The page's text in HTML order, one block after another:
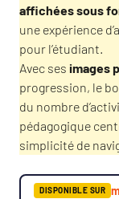
affichées sous
une expérience
pour l’étudiant.
Avec ses images
progression, le
du nombre
pédagogique
simplicité de
DISPONIBLE SUR